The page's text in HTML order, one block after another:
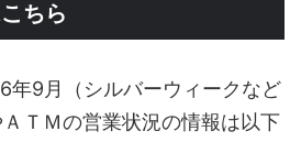
ちら
年9月（シルバーウィークなど
ＴＭの営業状況の情報は以下